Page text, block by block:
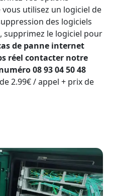
utilisez un logiciel de
des logiciels
supprimez le logiciel pour
de panne internet
réel contacter notre
08 93 04 50 48
2.99€ / appel + prix de